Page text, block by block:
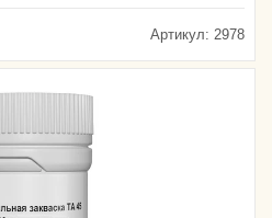
Артикул: 2978